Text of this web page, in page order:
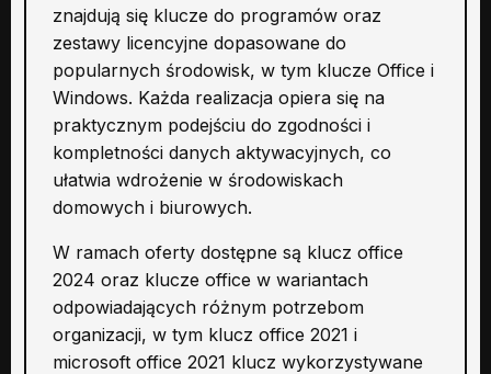
znajdują się klucze do programów oraz
zestawy licencyjne dopasowane do
popularnych środowisk, w tym klucze Office i
Windows. Każda realizacja opiera się na
praktycznym podejściu do zgodności i
kompletności danych aktywacyjnych, co
ułatwia wdrożenie w środowiskach
domowych i biurowych.
W ramach oferty dostępne są klucz office
2024 oraz klucze office w wariantach
odpowiadających różnym potrzebom
organizacji, w tym klucz office 2021 i
microsoft office 2021 klucz wykorzystywane